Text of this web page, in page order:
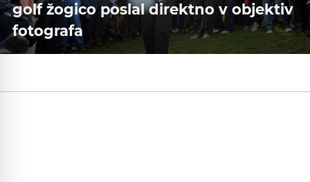
golf žogico poslal direktno v objektiv
fotografa